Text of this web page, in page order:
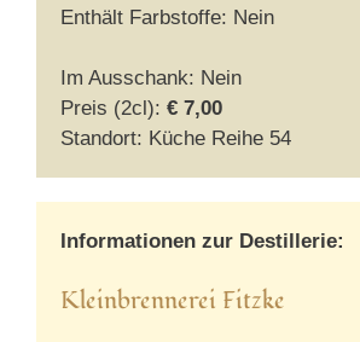
Enthält Farbstoffe: Nein
Im Ausschank: Nein
Preis (2cl): € 7,00
Standort: Küche Reihe 54
Informationen zur Destillerie:
Kleinbrennerei Fitzke